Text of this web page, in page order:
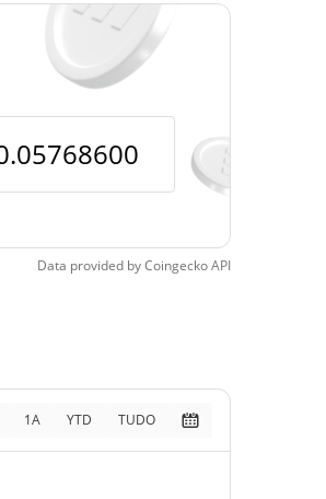
$0.05439
6.06%
Data provided byCoingeckoAPI
1A YTD TUDO